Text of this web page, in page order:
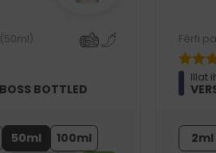
BOTTLED
50ml 100ml
Férfi
Illat
2ml